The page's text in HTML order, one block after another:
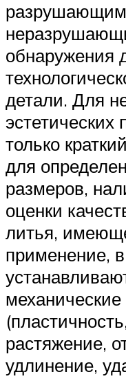
обнаружения
детали. Для
эстетических
только
для
размеров,
оценки
литья,
применение,
растяжение,
удлинение,